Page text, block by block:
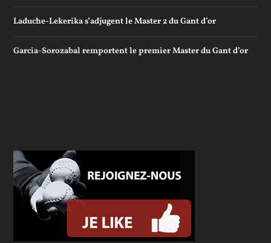
Laduche-Lekerika s’adjugent le Master 2 du Gant d’or
Garcia-Sorozabal remportent le premier Master du Gant d’or